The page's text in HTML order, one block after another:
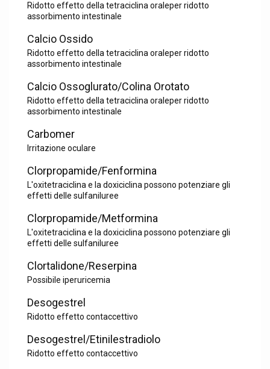
Ridotto effetto della tetraciclina oraleper ridotto
assorbimento intestinale
Calcio Ossido
Ridotto effetto della tetraciclina oraleper ridotto
assorbimento intestinale
Calcio Ossoglurato/Colina Orotato
Ridotto effetto della tetraciclina oraleper ridotto
assorbimento intestinale
Carbomer
Irritazione oculare
Clorpropamide/Fenformina
L'oxitetraciclina e la doxiciclina possono potenziare gli
effetti delle sulfaniluree
Clorpropamide/Metformina
L'oxitetraciclina e la doxiciclina possono potenziare gli
effetti delle sulfaniluree
Clortalidone/Reserpina
Possibile iperuricemia
Desogestrel
Ridotto effetto contaccettivo
Desogestrel/Etinilestradiolo
Ridotto effetto contaccettivo